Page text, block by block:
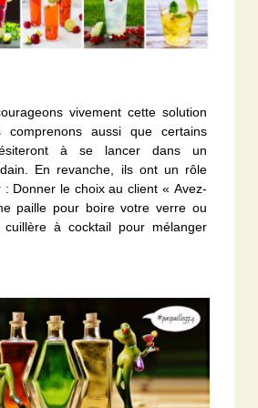
vivement cette solution
comprenons aussi que certains
à se lancer dans un
En revanche, ils ont un rôle
: Donner le choix au client « Avez-
paille pour boire votre verre ou
cuillère à cocktail pour mélanger